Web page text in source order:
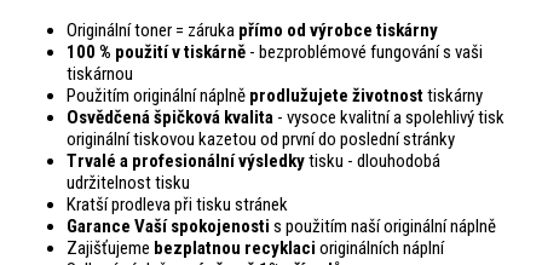
Originální toner = záruka přímo od výrobce tiskárny
100 % použití v tiskárně - bezproblémové fungování s vaši
tiskárnou
Použitím originální náplně prodlužujete životnosttiskárny
Osvědčená špičková kvalita - vysoce kvalitní a spolehlivý tisk
originální tiskovou kazetou od první do poslední stránky
Trvalé a profesionální výsledkytisku - dlouhodobá
udržitelnost tisku
Kratší prodleva při tisku stránek
Garance Vaší spokojenosti s použitím naší originální náplně
Zajišťujeme bezplatnou recyklaci originálních náplní